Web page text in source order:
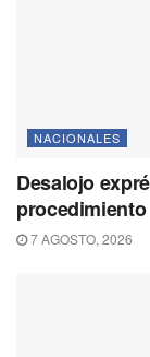
NACIONALES
Desalojo
procedimiento
7 AGOSTO, 2026